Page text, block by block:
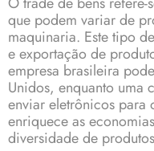
que podem variar de
maquinaria. Este tipo
e exportação de
empresa brasileira
Unidos, enquanto uma
enviar eletrônicos para
enriquece as
diversidade de